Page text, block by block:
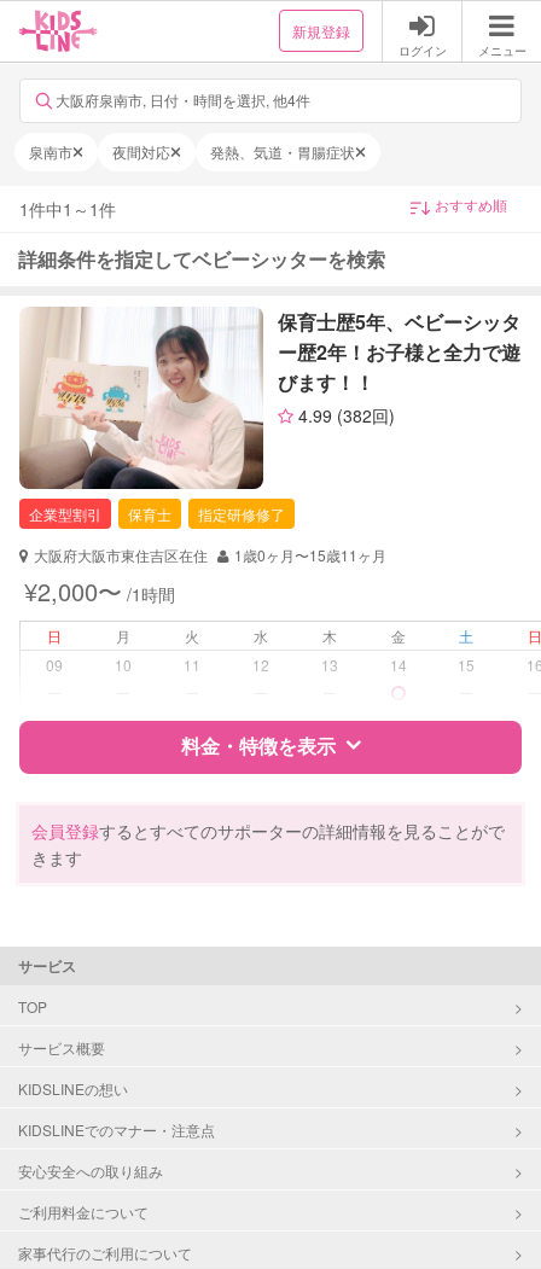
新規登録
ログイン メニュー
大阪府泉南市, 日付・時間を選択, 他4件
泉南市 夜間対応 発熱、気道・胃腸症状
1件中1 ～ 1件
詳細条件を指定してベビーシッターを検索
保育士歴5年、ベビーシッタ
ー歴2年！お子様と全力で遊
びます！！
4.99 (382回)
企業型割引 保育士
指定研修修了
大阪府大阪市東住吉区在住
1歳0ヶ月〜15歳11ヶ月
¥2,000〜 /1時間
日 月 火 水 木 金 土
09
10 11 12 13 14 15
料金・特徴を表示
資格
企業型割引対象(旧内閣府補助対象)
対応可能/特徴
障がい児対応
会員登録するとすべてのサポーターの詳細情報を見ることがで
きます
サービス
TOP
サービス概要
KIDSLINEの想い
KIDSLINEでのマナー・注意点
安心安全への取り組み
ご利用料金について
家事代行のご利用について